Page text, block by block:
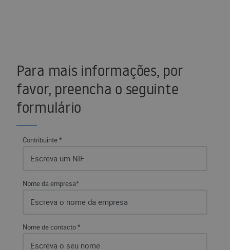
Para mais informações, por
favor, preencha o seguinte
formulário
Contribuinte *
Nome da empresa*
Nome de contacto *